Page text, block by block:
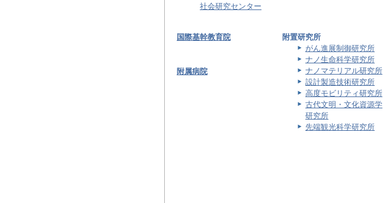
社会研究センター
国際基幹教育院
附属病院
附置研究所
がん進展制御研究所
ナノ生命科学研究所
ナノマテリアル研究所
設計製造技術研究所
高度モビリティ研究所
古代文明・文化資源学
研究所
先端観光科学研究所